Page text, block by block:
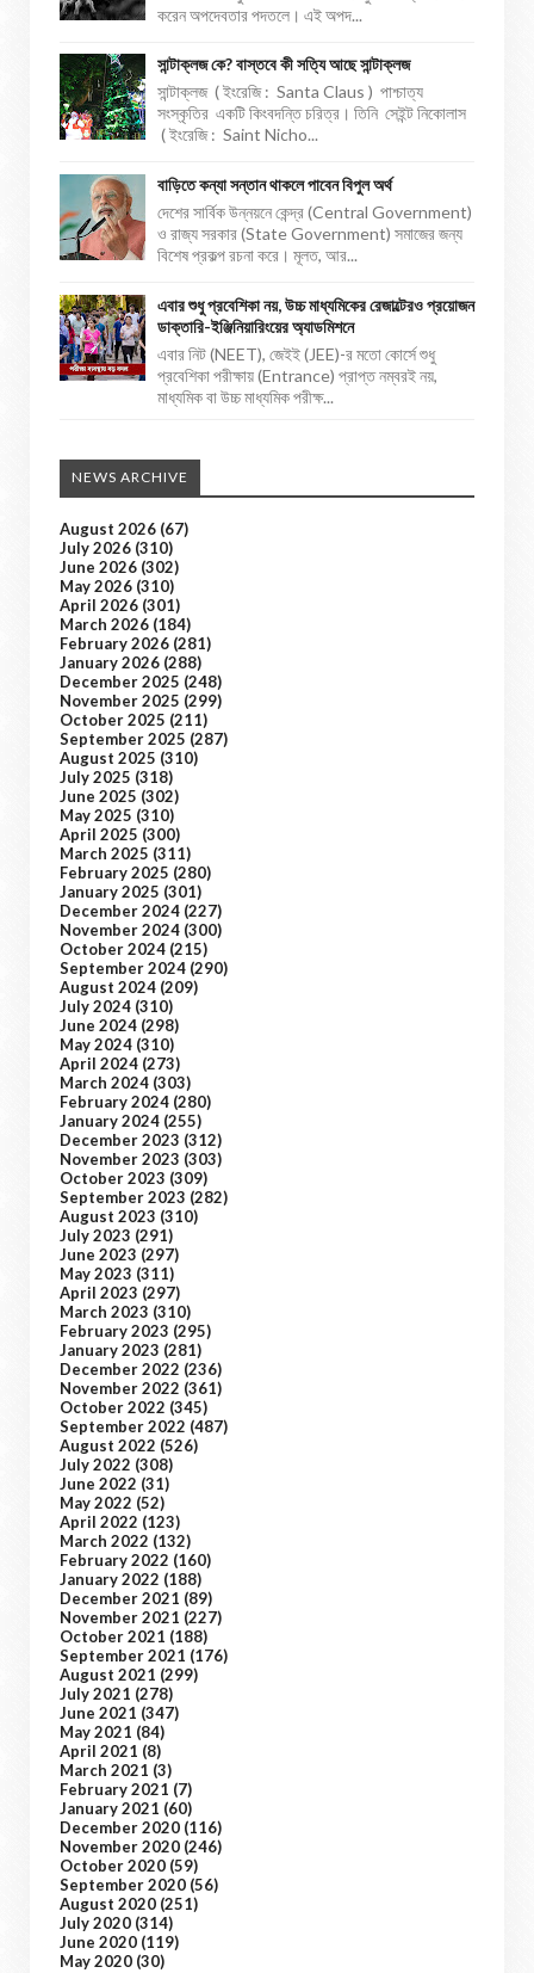
করেন অপদেবতার পদতলে। এই অপদ...
সান্টাক্লজ কে? বাস্তবে কী সত্যি আছে সান্টাক্লজ
সান্টাক্লজ ( ইংরেজি : Santa Claus ) পাশ্চাত্য
সংস্কৃতির একটি কিংবদন্তি চরিত্র। তিনি সেইন্ট নিকোলাস
( ইংরেজি : Saint Nicho...
বাড়িতে কন্যা সন্তান থাকলে পাবেন বিপুল অর্থ
দেশের সার্বিক উন্নয়নে কেন্দ্র (Central Government)
ও রাজ্য সরকার (State Government) সমাজের জন্য
বিশেষ প্রকল্প রচনা করে। মূলত, আর...
এবার শুধু প্রবেশিকা নয়, উচ্চ মাধ্যমিকের রেজাল্টেরও প্রয়োজন
ডাক্তারি-ইঞ্জিনিয়ারিংয়ের অ্যাডমিশনে
এবার নিট (NEET), জেইই (JEE)-র মতো কোর্সে শুধু
প্রবেশিকা পরীক্ষায় (Entrance) প্রাপ্ত নম্বরই নয়,
মাধ্যমিক বা উচ্চ মাধ্যমিক পরীক্ষ...
NEWS ARCHIVE
August 2026 (67)
July 2026 (310)
June 2026 (302)
May 2026 (310)
April 2026 (301)
March 2026 (184)
February 2026 (281)
January 2026 (288)
December 2025 (248)
November 2025 (299)
October 2025 (211)
September 2025 (287)
August 2025 (310)
July 2025 (318)
June 2025 (302)
May 2025 (310)
April 2025 (300)
March 2025 (311)
February 2025 (280)
January 2025 (301)
December 2024 (227)
November 2024 (300)
October 2024 (215)
September 2024 (290)
August 2024 (209)
July 2024 (310)
June 2024 (298)
May 2024 (310)
April 2024 (273)
March 2024 (303)
February 2024 (280)
January 2024 (255)
December 2023 (312)
November 2023 (303)
October 2023 (309)
September 2023 (282)
August 2023 (310)
July 2023 (291)
June 2023 (297)
May 2023 (311)
April 2023 (297)
March 2023 (310)
February 2023 (295)
January 2023 (281)
December 2022 (236)
November 2022 (361)
October 2022 (345)
September 2022 (487)
August 2022 (526)
July 2022 (308)
June 2022 (31)
May 2022 (52)
April 2022 (123)
March 2022 (132)
February 2022 (160)
January 2022 (188)
December 2021 (89)
November 2021 (227)
October 2021 (188)
September 2021 (176)
August 2021 (299)
July 2021 (278)
June 2021 (347)
May 2021 (84)
April 2021 (8)
March 2021 (3)
February 2021 (7)
January 2021 (60)
December 2020 (116)
November 2020 (246)
October 2020 (59)
September 2020 (56)
August 2020 (251)
July 2020 (314)
June 2020 (119)
May 2020 (30)